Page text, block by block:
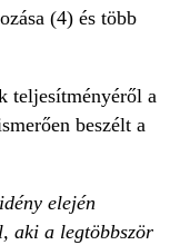
(4) és több
teljesítményéről a
beszélt a
elején
aki a legtöbbször